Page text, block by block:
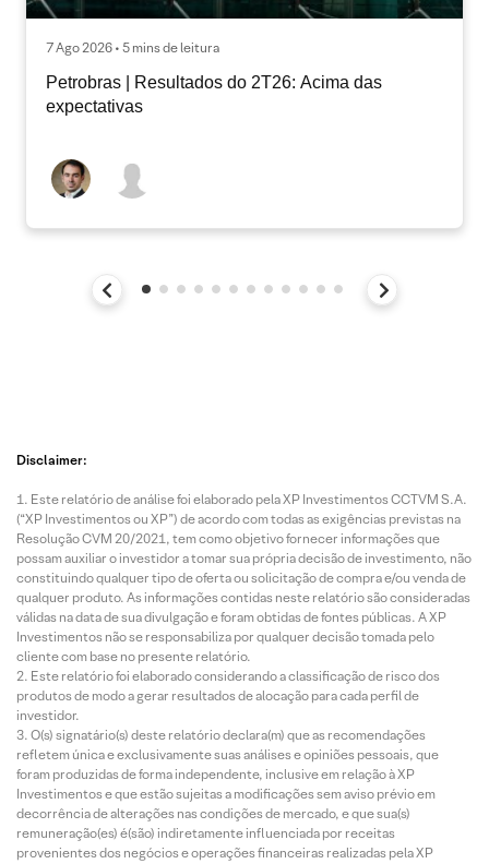
7 Ago 2026 • 5 mins de leitura
Petrobras | Resultados do 2T26: Acima das
expectativas
Disclaimer:
Este relatório de análise foi elaborado pela XP Investimentos CCTVM S.A.
(“XP Investimentos ou XP”) de acordo com todas as exigências previstas na
Resolução CVM 20/2021, tem como objetivo fornecer informações que
possam auxiliar o investidor a tomar sua própria decisão de investimento, não
constituindo qualquer tipo de oferta ou solicitação de compra e/ou venda de
qualquer produto. As informações contidas neste relatório são consideradas
válidas na data de sua divulgação e foram obtidas de fontes públicas. A XP
Investimentos não se responsabiliza por qualquer decisão tomada pelo
cliente com base no presente relatório.
Este relatório foi elaborado considerando a classificação de risco dos
produtos de modo a gerar resultados de alocação para cada perfil de
investidor.
O(s) signatário(s) deste relatório declara(m) que as recomendações
refletem única e exclusivamente suas análises e opiniões pessoais, que
foram produzidas de forma independente, inclusive em relação à XP
Investimentos e que estão sujeitas a modificações sem aviso prévio em
decorrência de alterações nas condições de mercado, e que sua(s)
remuneração(es) é(são) indiretamente influenciada por receitas
provenientes dos negócios e operações financeiras realizadas pela XP